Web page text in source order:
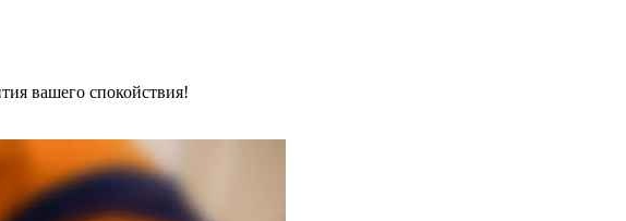
вашего спокойствия!